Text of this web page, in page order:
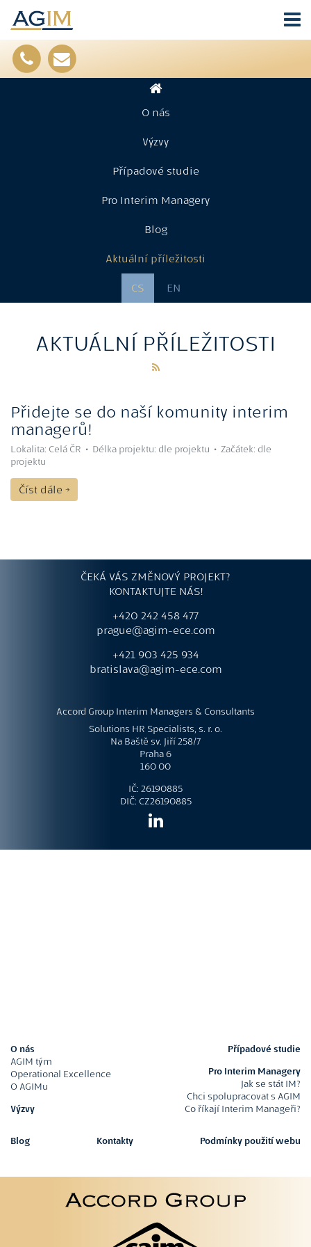
O nás
Výzvy
Případové studie
Pro Interim Managery
Blog
Aktuální příležitosti
CS EN
AKTUÁLNÍ PŘÍLEŽITOSTI
Přidejte se do naší komunity interim
managerů!
Lokalita: Celá ČR • Délka projektu: dle projektu • Začátek: dle
projektu
Číst dále →
ČEKÁ VÁS ZMĚNOVÝ PROJEKT?
KONTAKTUJTE NÁS!
+420 242 458 477
prague@agim-ece.com
+421 903 425 934
bratislava@agim-ece.com
Accord Group Interim Managers & Consultants
Solutions HR Specialists, s. r. o.
Na Baště sv. Jiří 258/7
Praha 6
160 00
IČ: 26190885
DIČ: CZ26190885
O nás
AGIM tým
Operational Excellence
O AGIMu
Výzvy
Případové studie
Pro Interim Managery
Jak se stát IM?
Chci spolupracovat s AGIM
Co říkají Interim Manageři?
Blog Kontakty Podmínky použití webu